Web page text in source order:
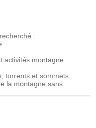
:
activités montagne
torrents et sommets
la montagne sans